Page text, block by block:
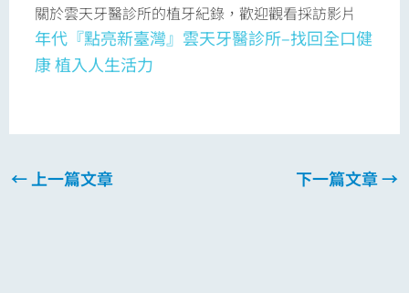
關於雲天牙醫診所的植牙紀錄， 歡迎觀看採訪影片
年代『點亮新臺灣』雲天牙醫診所–找回全口健
康 植入人生活力
←上一篇文章 下一篇文章→